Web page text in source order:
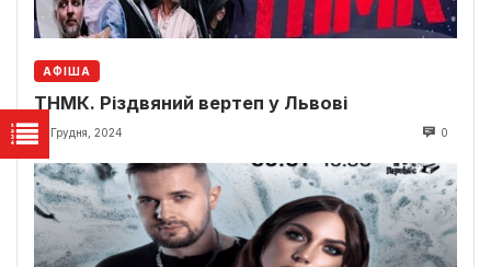
АФІША
ТНМК. Різдвяний вертеп у Львові
22 Грудня, 2024 0